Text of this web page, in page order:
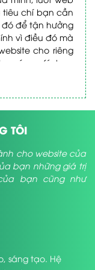
tiêu chí bạn cần
để tận hưởng
vì điều đó mà
cho riêng
quán café, bạn
cafe
này.
quán cafe là
của mình
nghìn khách
Chỉ cần chọn
VN4U chúng
website quán
đầu tiên. Vì
ra được mẫu
TÔI
cho website của
bạn những giá trị
bạn cũng như
sáng tạo. Hệ